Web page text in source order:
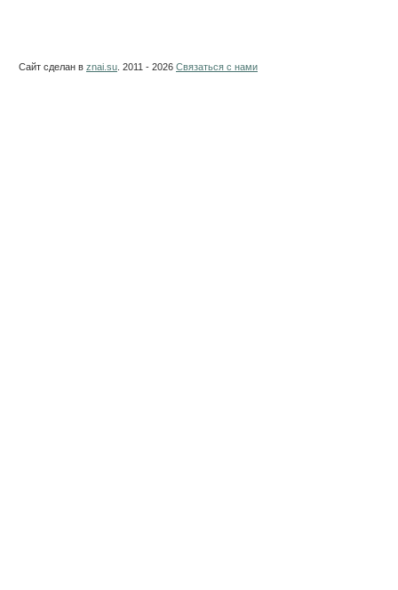
Сайт сделан в znai.su . 2011 - 2026 Связаться с нами